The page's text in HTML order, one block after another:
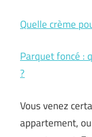
Quelle crème
Parquet foncé :
?
Vous venez
appartement,